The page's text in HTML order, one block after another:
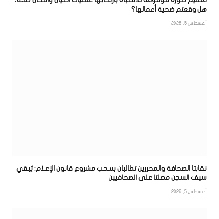
هل وقعتم ضحية أعمالها؟
أغسطس 5, 2026
نقابتا الصحافة والمحررين تطالبان بسحب مشروع قانون الإعلام: يُبقي
سيف السجن مصلتا على الصحافيين
أغسطس 5, 2026